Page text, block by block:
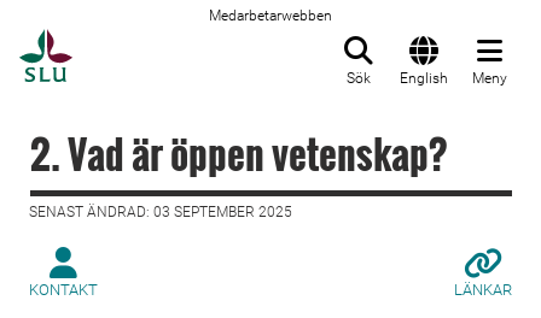
Medarbetarwebben
Sök English Meny
2. Vad är öppen vetenskap?
SENAST ÄNDRAD: 03 SEPTEMBER 2025
KONTAKT LÄNKAR